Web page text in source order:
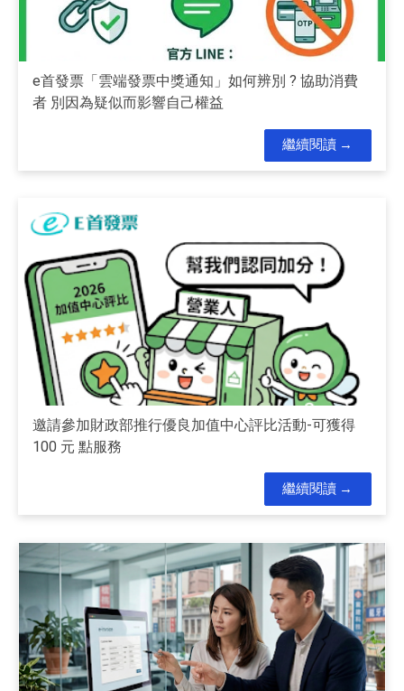
e首發票「雲端發票中獎通知」如何辨別 ? 協助消費
者 別因為疑似而影響自己權益
繼續閱讀
邀請參加財政部推行優良加值中心評比活動-可獲得
100 元 點服務
繼續閱讀